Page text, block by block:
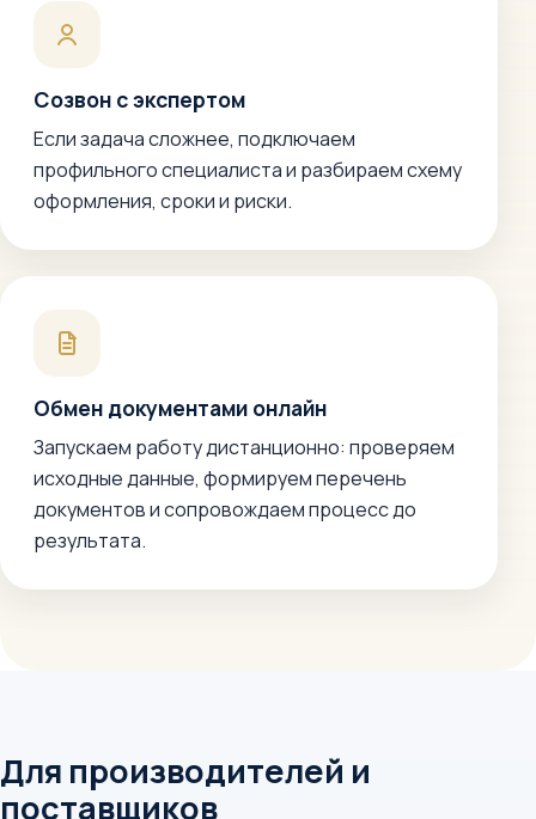
Созвон с экспертом
Если задача сложнее, подключаем
профильного специалиста и разбираем схему
оформления, сроки и риски.
Обмен документами онлайн
Запускаем работу дистанционно: проверяем
исходные данные, формируем перечень
документов и сопровождаем процесс до
результата.
Для производителей и
поставщиков